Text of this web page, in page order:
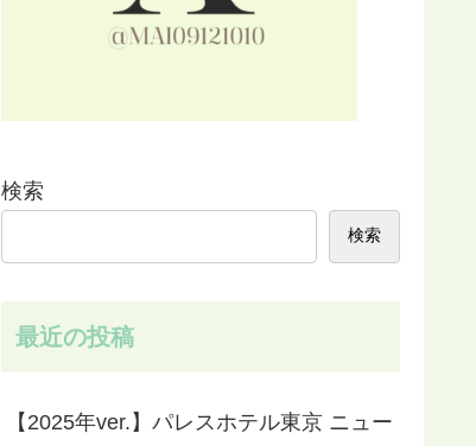
検索
検索
最近の投稿
【2025年ver.】パレスホテル東京 ニュー